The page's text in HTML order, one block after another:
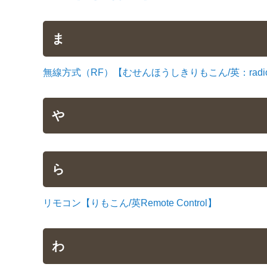
ま
無線方式（RF）【むせんほうしきりもこん/英：
や
ら
リモコン【りもこん/英Remote Control】
わ